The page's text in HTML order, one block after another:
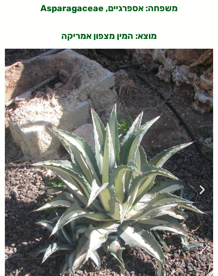
משפחה: אספרגיים, Asparagaceae
מוצא: המין מצפון אמריקה